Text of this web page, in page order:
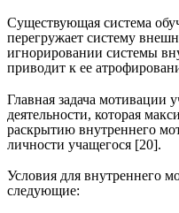
Существующая система
перегружает систему
игнорировании системы
приводит к ее
Главная задача мотивации
деятельности, которая
раскрытию внутреннего
личности учащегося [20].
Условия для внутреннего
следующие: